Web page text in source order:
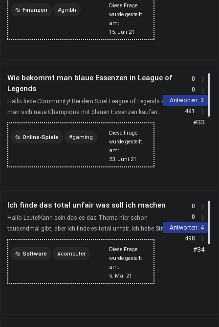
Diese Frage
wurde gestellt
am:
15. Juli 21
Finanzen gmbh
Wie bekommt man blaue Essenzen in League of
Legends
Hallo liebe Community! Bei dem Spiel League of Legends kann
man sich neue Champions mit blauen Essenzen kaufen.
Allerdings verstehe ich nicht genau, wie ich diese Essenze...
Diese Frage
wurde gestellt
am:
23. Juni 21
Online-Spiele gaming
computer
0
0
Antworten: 3
491
#33
Ich finde das total unfair was soll ich machen
Hallo Leute!Kann sein das es das Thema hier schon
tausendmal gibt, aber ich finde es total unfair..Ich habe Stress
mit dem Sohn vom Freund meiner Mutter, ich bin 17 er is...
Diese Frage
wurde gestellt
am:
5. Mai 21
Software computer
0
0
Antworten: 4
498
#34